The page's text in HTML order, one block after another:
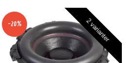
2 varianter
-20%